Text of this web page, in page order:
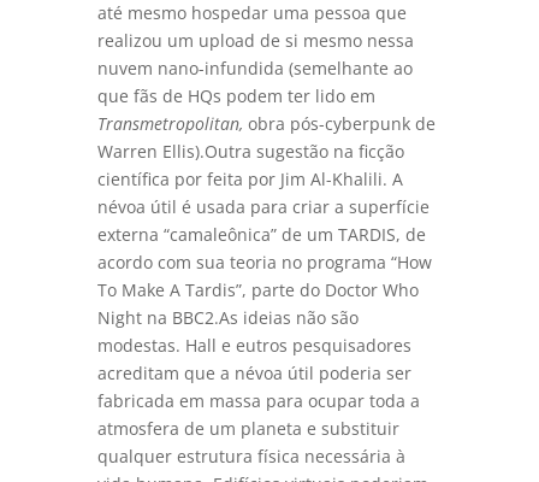
até mesmo hospedar uma pessoa que
realizou um upload de si mesmo nessa
nuvem nano-infundida (semelhante ao
que fãs de HQs podem ter lido em
Transmetropolitan, obra pós-cyberpunk de
Warren Ellis).Outra sugestão na ficção
científica por feita por Jim Al-Khalili. A
névoa útil é usada para criar a superfície
externa “camaleônica” de um TARDIS, de
acordo com sua teoria no programa “How
To Make A Tardis”, parte do Doctor Who
Night na BBC2.As ideias não são
modestas. Hall e eutros pesquisadores
acreditam que a névoa útil poderia ser
fabricada em massa para ocupar toda a
atmosfera de um planeta e substituir
qualquer estrutura física necessária à